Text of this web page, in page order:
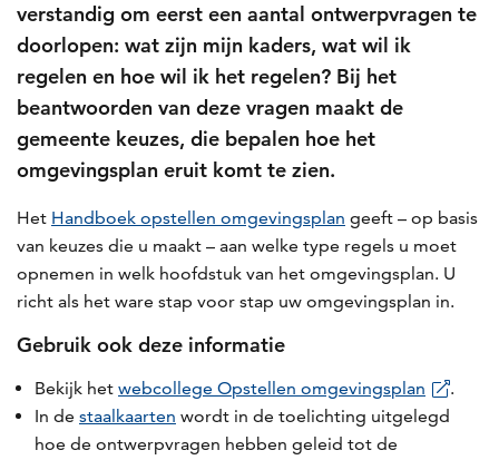
verstandig om eerst een aantal ontwerpvragen te
doorlopen: wat zijn mijn kaders, wat wil ik
regelen en hoe wil ik het regelen? Bij het
beantwoorden van deze vragen maakt de
gemeente keuzes, die bepalen hoe het
omgevingsplan eruit komt te zien.
Het Handboek opstellen omgevingsplan geeft – op basis
van keuzes die u maakt – aan welke type regels u moet
opnemen in welk hoofdstuk van het omgevingsplan. U
richt als het ware stap voor stap uw omgevingsplan in.
Gebruik ook deze informatie
Bekijk het webcollege Opstellen omgevingsplan
.
In de staalkaarten wordt in de toelichting uitgelegd
hoe de ontwerpvragen hebben geleid tot de